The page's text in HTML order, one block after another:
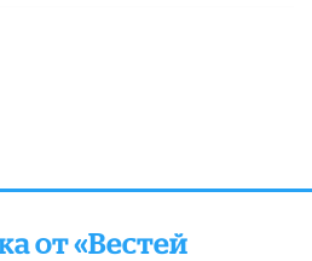
от «Вестей